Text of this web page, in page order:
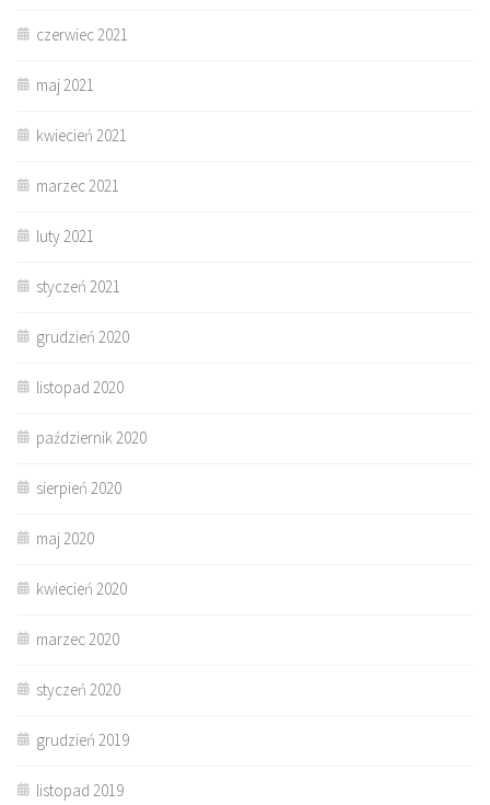
czerwiec 2021
maj 2021
kwiecień 2021
marzec 2021
luty 2021
styczeń 2021
grudzień 2020
listopad 2020
październik 2020
sierpień 2020
maj 2020
kwiecień 2020
marzec 2020
styczeń 2020
grudzień 2019
listopad 2019